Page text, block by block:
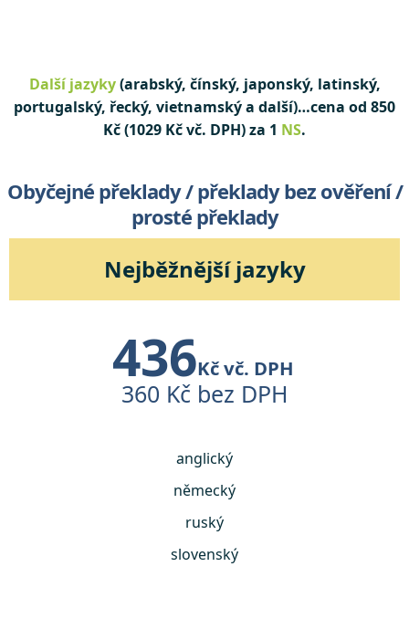
Další jazyky(arabský, čínský, japonský, latinský,
portugalský, řecký, vietnamský a další)…cena od 850
Kč (1029 Kč vč. DPH) za 1 NS.
Obyčejné překlady / překlady bez ověření /
prosté překlady
Nejběžnější jazyky
436Kč vč. DPH
360 Kč bez DPH
anglický
německý
ruský
slovenský